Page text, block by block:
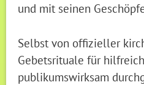
und mit seinen
Selbst von offizieller
Gebetsrituale für
publikumswirksam